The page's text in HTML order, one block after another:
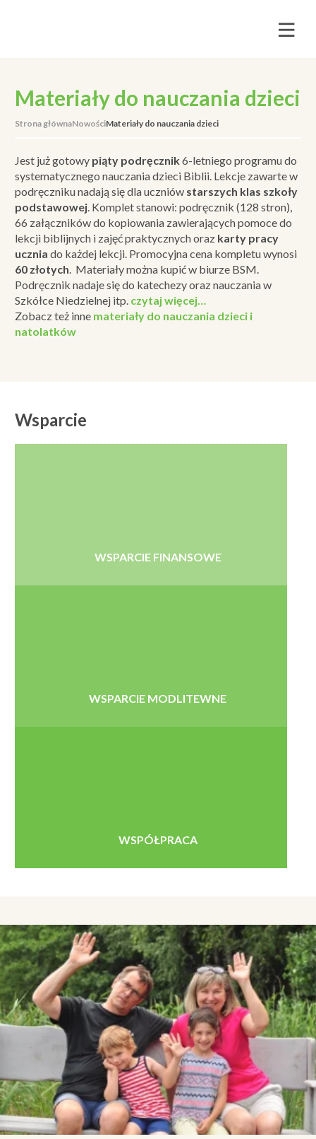
Materiały do nauczania dzieci
Strona głównaNowościMateriały do nauczania dzieci
Jest już gotowy piąty podręcznik6-letniego programu do
systematycznego nauczania dzieci Biblii. Lekcje zawarte w
podręczniku nadają się dla uczniów starszych klas szkoły
podstawowej. Komplet stanowi: podręcznik (128 stron),
66 załączników do kopiowania zawierających pomoce do
lekcji biblijnych i zajęć praktycznych oraz karty pracy
ucznia do każdej lekcji. Promocyjna cena kompletu wynosi
60 złotych. Materiały można kupić w biurze BSM.
Podręcznik nadaje się do katechezy oraz nauczania w
Szkółce Niedzielnej itp. czytaj więcej…
Zobacz też inne materiały do nauczania dzieci i
natolatków
Wsparcie
WSPARCIE FINANSOWE
WSPARCIE MODLITEWNE
WSPÓŁPRACA